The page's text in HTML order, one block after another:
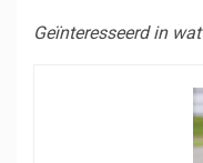
Geïnteresseerd in